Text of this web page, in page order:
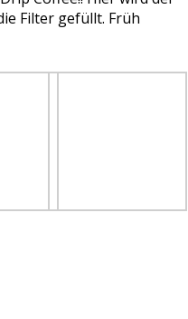
Filter gefüllt. Früh